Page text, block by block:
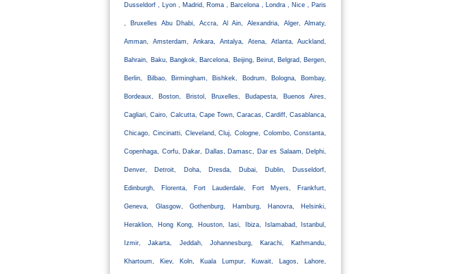
Dusseldorf , Lyon , Madrid, Roma , Barcelona , Londra , Nice , Paris
, Bruxelles Abu Dhabi, Accra, Al Ain, Alexandria, Alger, Almaty,
Amman, Amsterdam, Ankara, Antalya, Atena, Atlanta, Auckland,
Bahrain, Baku, Bangkok, Barcelona, Beijing, Beirut, Belgrad, Bergen,
Berlin, Bilbao, Birmingham, Bishkek, Bodrum, Bologna, Bombay,
Bordeaux, Boston, Bristol, Bruxelles, Budapesta, Buenos Aires,
Cagliari, Cairo, Calcutta, Cape Town, Caracas, Cardiff, Casablanca,
Chicago, Cincinatti, Cleveland, Cluj, Cologne, Colombo, Constanta,
Copenhaga, Corfu, Dakar, Dallas, Damasc, Dar es Salaam, Delphi,
Denver, Detroit, Doha, Dresda, Dubai, Dublin, Dusseldorf,
Edinburgh, Florenta, Fort Lauderdale, Fort Myers, Frankfurt,
Geneva, Glasgow, Gothenburg, Hamburg, Hanovra, Helsinki,
Heraklion, Hong Kong, Houston, Iasi, Ibiza, Islamabad, Istanbul,
Izmir, Jakarta, Jeddah, Johannesburg, Karachi, Kathmandu,
Khartoum, Kiev, Koln, Kuala Lumpur, Kuwait, Lagos, Lahore,